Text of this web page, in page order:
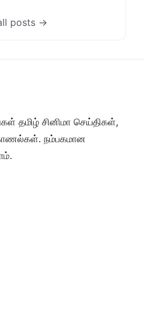
posts →
தமிழ் சினிமா செய்திகள்,
நம்பகமான